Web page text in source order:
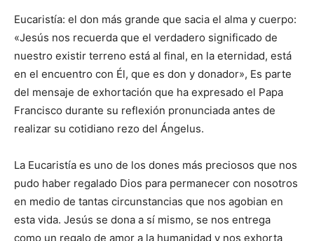
Eucaristía: el don más grande que sacia el alma y cuerpo:
«Jesús nos recuerda que el verdadero significado de
nuestro existir terreno está al final, en la eternidad, está
en el encuentro con Él, que es don y donador», Es parte
del mensaje de exhortación que ha expresado el Papa
Francisco durante su reflexión pronunciada antes de
realizar su cotidiano rezo del Ángelus.
La Eucaristía es uno de los dones más preciosos que nos
pudo haber regalado Dios para permanecer con nosotros
en medio de tantas circunstancias que nos agobian en
esta vida. Jesús se dona a sí mismo, se nos entrega
como un regalo de amor a la humanidad y nos exhorta